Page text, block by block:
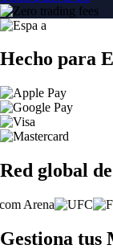
Hecho para
Red global
Gestiona tus